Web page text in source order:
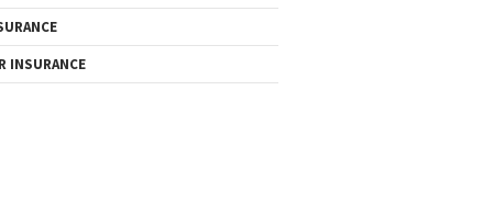
INSURANCE